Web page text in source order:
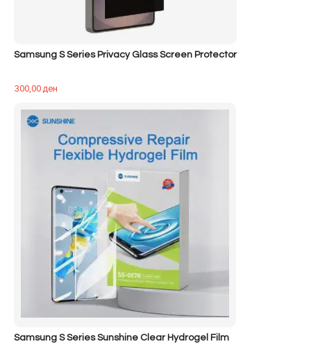
Samsung S Series Privacy Glass Screen Protector
300,00ден
Samsung S Series Sunshine Clear Hydrogel Film